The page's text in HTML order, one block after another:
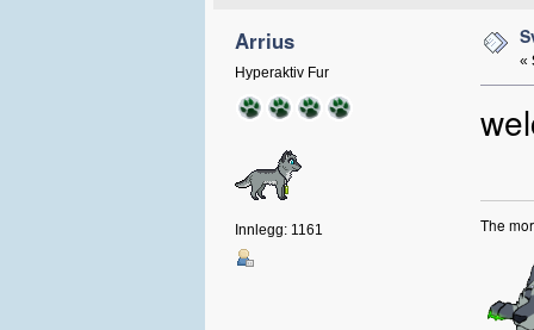
Arrius
Hyperaktiv Fur
Innlegg: 1161
«
The